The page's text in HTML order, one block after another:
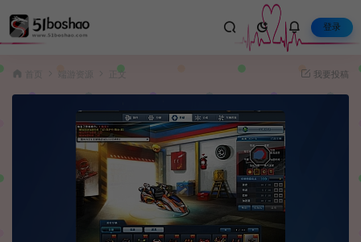
登录
端游资源 正文 我要投稿